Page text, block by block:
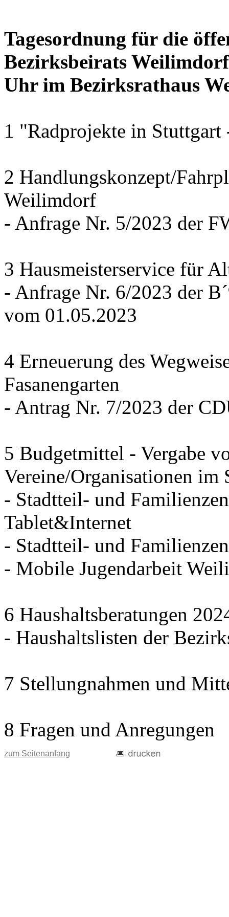
Tagesordnung für die
Bezirksbeirats
Uhr im Bezirksrathaus
1 "Radprojekte in
2 Handlungskonzept/
Weilimdorf
- Anfrage Nr. 5/2023 der
3 Hausmeisterservice für
- Anfrage Nr. 6/2023 der
vom 01.05.2023
4 Erneuerung des
Fasanengarten
- Antrag Nr. 7/2023 der
5 Budgetmittel - Vergabe
Vereine/Organisationen im
- Stadtteil- und
Tablet&Internet
- Stadtteil- und
- Mobile Jugendarbeit
6 Haushaltsberatungen
- Haushaltslisten der
7 Stellungnahmen und
8 Fragen und Anregungen
zum Seitenanfang